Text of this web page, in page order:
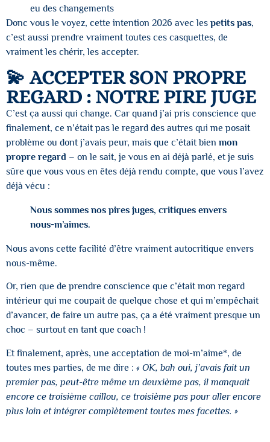
eu des changements
Donc vous le voyez, cette intention 2026 avec les petits pas,
c’est aussi prendre vraiment toutes ces casquettes, de
vraiment les chérir, les accepter.
💫 ACCEPTER SON PROPRE
REGARD : NOTRE PIRE JUGE
C’est ça aussi qui change. Car quand j’ai pris conscience que
finalement, ce n’était pas le regard des autres qui me posait
problème ou dont j’avais peur, mais que c’était bien mon
propre regard – on le sait, je vous en ai déjà parlé, et je suis
sûre que vous vous en êtes déjà rendu compte, que vous l’avez
déjà vécu :
Nous sommes nos pires juges, critiques envers
nous-m’aimes.
Nous avons cette facilité d’être vraiment autocritique envers
nous-même.
Or, rien que de prendre conscience que c’était mon regard
intérieur qui me coupait de quelque chose et qui m’empêchait
d’avancer, de faire un autre pas, ça a été vraiment presque un
choc – surtout en tant que coach !
Et finalement, après, une acceptation de moi-m’aime*, de
toutes mes parties, de me dire : « OK, bah oui, j’avais fait un
premier pas, peut-être même un deuxième pas, il manquait
encore ce troisième caillou, ce troisième pas pour aller encore
plus loin et intégrer complètement toutes mes facettes. »